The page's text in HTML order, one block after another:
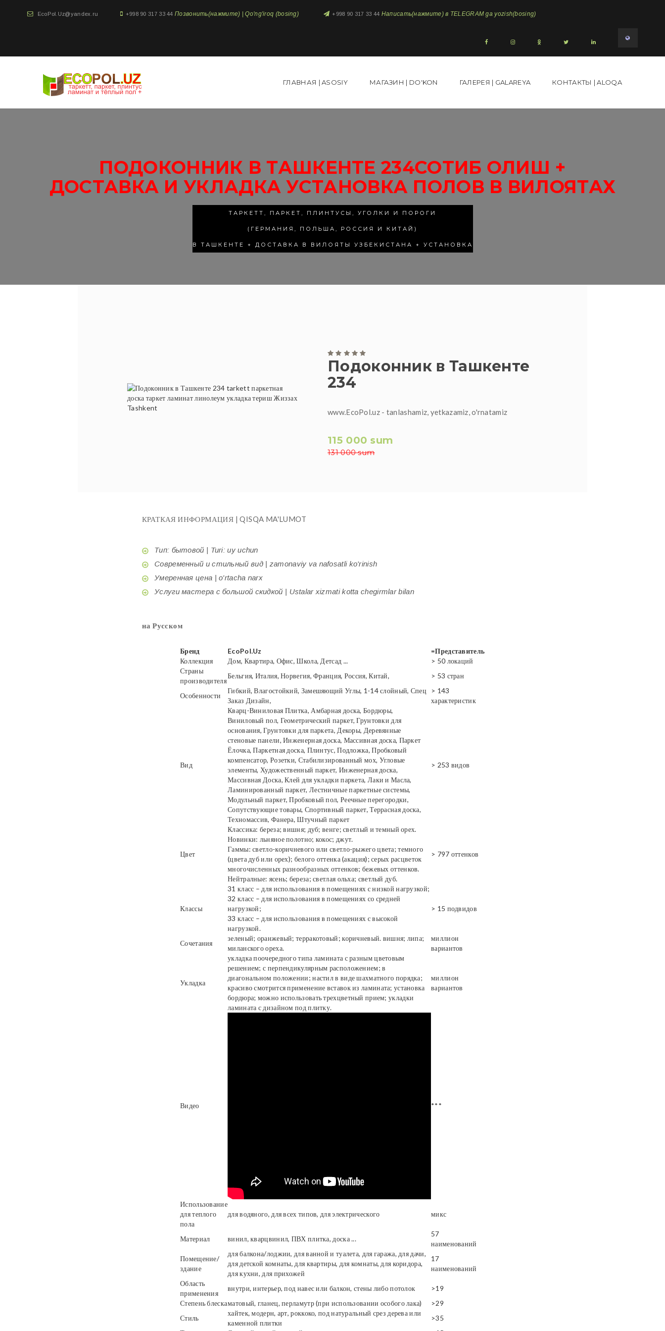
EcoPol.Uz@yandex.ru +998 90 317 33 44 Позвонить(нажмите) | Qo'ng'iroq (bosing) +998 90 317 33 44 Написать(нажмите) в TELEGRAM ga yozish(bosing)
ГЛАВНАЯ | ASOSIY МАГАЗИН | DO'KON ГАЛЕРЕЯ | GALAREYA КОНТАКТЫ | ALOQA
ПОДОКОННИК В ТАШКЕНТЕ 234СОТИБ ОЛИШ +
ДОСТАВКА И УКЛАДКА УСТАНОВКА ПОЛОВ В ВИЛОЯТАХ
ТАРКЕТТ, ПАРКЕТ, ПЛИНТУСЫ, УГОЛКИ И ПОРОГИ
(ГЕРМАНИЯ, ПОЛЬША, РОССИЯ И КИТАЙ)
В ТАШКЕНТЕ + ДОСТАВКА В ВИЛОЯТЫ УЗБЕКИСТАНА + УСТАНОВКА
Подоконник в Ташкенте
234
www.EcoPol.uz - tanlashamiz, yetkazamiz, o'rnatamiz
115 000 sum
131 000 sum
КРАТКАЯ ИНФОРМАЦИЯ | QISQA MA'LUMOT
Тип: бытовой | Turi: uy uchun
Современный и стильный вид | zamonaviy va nafosatli ko'rinish
Умеренная цена | o'rtacha narx
Услуги мастера с большой скидкой | Ustalar xizmati kotta chegirmlar bilan
на Русском
Бренд EcoPol.Uz
=Представитель
Коллекция
Дом, Квартира, Офис, Школа, Детсад ...
> 50 локаций
Страны
производителя
Бельгия, Италия, Норвегия, Франция, Россия, Китай, > 53 стран
Особенности
Гибкий, Влагостойкий, Замешяющий Углы, 1-14 слойный, Спец
Заказ Дизайн,
> 143
характеристик
Вид
Кварц-Виниловая Плитка, Амбарная доска, Бордюры,
Виниловый пол, Геометрический паркет, Грунтовки для
основания, Грунтовки для паркета, Декоры, Деревянные
стеновые панели, Инженерная доска, Массивная доска, Паркет
Ёлочка, Паркетная доска, Плинтус, Подложка, Пробковый
компенсатор, Розетки, Стабилизированный мох, Угловые
элементы, Художественный паркет, Инженерная доска,
Массивная Доска, Клей для укладки паркета, Лаки и Масла,
Ламинированный паркет, Лестничные паркетные системы,
Модульный паркет, Пробковый пол, Реечные перегородки,
Сопутствующие товары, Спортивный паркет, Террасная доска,
Техномассив, Фанера, Штучный паркет
> 253 видов
Цвет
Классика: береза; вишня; дуб; венге; светлый и темный орех.
Новинки: льняное полотно; кокос; джут.
Гаммы: светло-коричневого или светло-рыжего цвета; темного
(цвета дуб или орех); белого оттенка (акация); серых расцветок
многочисленных разнообразных оттенков; бежевых оттенков.
Нейтралные: ясень; береза; светлая ольха; светлый дуб.
> 797 оттенков
Классы
31 класс – для использования в помещениях с низкой нагрузкой;
32 класс – для использования в помещениях со средней
нагрузкой;
33 класс – для использования в помещениях с высокой
нагрузкой.
> 15 подвидов
Сочетания
зеленый; оранжевый; терракотовый; коричневый. вишня; липа;
миланского ореха.
миллион
вариантов
Укладка
укладка поочередного типа ламината с разным цветовым
решением; с перпендикулярным расположением; в
диагональном положении; настил в виде шахматного порядка;
красиво смотрится применение вставок из ламината; установка
бордюра; можно использовать трехцветный прием; укладки
ламината с дизайном под плитку.
миллион
вариантов
Видео ***
Использование
для теплого
пола
для водяного, для всех типов, для электрического микс
Материал винил, кварцвинил, ПВХ плитка, доска ...
57
наименований
Помещение/
здание
для балкона/лоджии, для ванной и туалета, для гаража, для дачи,
для детской комнаты, для квартиры, для комнаты, для коридора,
для кухни, для прихожей
17
наименований
Область
применения
внутри, интерьер, под навес или балкон, стены либо потолок
>19
Степень блескаматовый, гланец, перламутр (при использовании особого лака)
>29
Стиль
хайтек, модерн, арт, роккоко, под натуральный срез дерева или
каменной плитки
>35